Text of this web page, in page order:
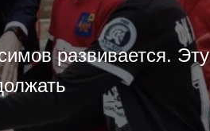
развивается. Эту